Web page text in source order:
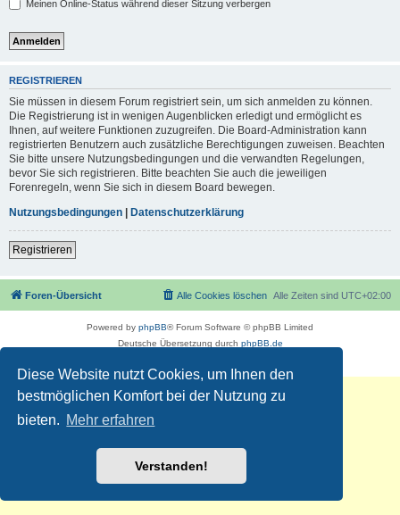
Diese Website nutzt Cookies, um Ihnen den
bestmöglichen Komfort bei der Nutzung zu
bieten. Mehr erfahren
Verstanden!
Meinen Online-Status während dieser Sitzung verbergen
REGISTRIEREN
Sie müssen in diesem Forum registriert sein, um sich anmelden zu können.
Die Registrierung ist in wenigen Augenblicken erledigt und ermöglicht es
Ihnen, auf weitere Funktionen zuzugreifen. Die Board-Administration kann
registrierten Benutzern auch zusätzliche Berechtigungen zuweisen. Beachten
Sie bitte unsere Nutzungsbedingungen und die verwandten Regelungen,
bevor Sie sich registrieren. Bitte beachten Sie auch die jeweiligen
Forenregeln, wenn Sie sich in diesem Board bewegen.
Nutzungsbedingungen | Datenschutzerklärung
Registrieren
Foren-Übersicht Alle Zeiten sind UTC+02:00
Alle Cookies löschen
Powered by phpBB® Forum Software © phpBB Limited
Deutsche Übersetzung durch phpBB.de